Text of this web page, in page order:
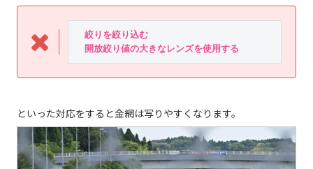
絞りを絞り込む
開放絞り値の大きなレンズを使用する
といった対応をすると金網は写りやすくなります。